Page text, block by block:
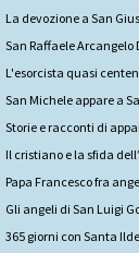
La devozione a San
San Raffaele Arcangelo
L'esorcista quasi
San Michele appare a
Storie e racconti di
Il cristiano e la sfida
Papa Francesco fra
Gli angeli di San Luigi
365 giorni con Santa